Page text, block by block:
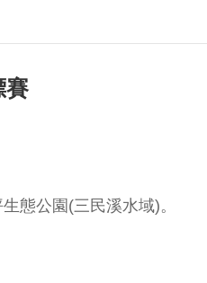
賽
態公園(三民溪水域)。